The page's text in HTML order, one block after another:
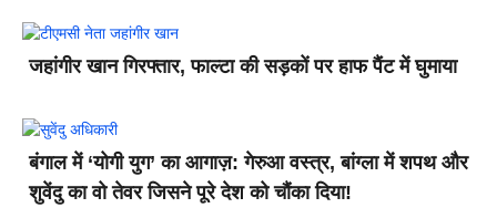
जहांगीर खान गिरफ्तार, फाल्टा की सड़कों पर हाफ पैंट में घुमाया
बंगाल में ‘योगी युग’ का आगाज़: गेरुआ वस्त्र, बांग्ला में शपथ और
शुवेंदु का वो तेवर जिसने पूरे देश को चौंका दिया!